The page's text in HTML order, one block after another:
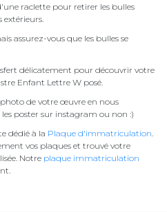
raclette pour retirer les bulles
extérieurs.
assurez-vous que les bulles se
délicatement pour découvrir votre
Enfant Lettre W posé.
de votre œuvre en nous
poster sur instagram ou non :)
dédié à la Plaque d'immatriculation
vos plaques et trouvé votre
Notre plaque immatriculation